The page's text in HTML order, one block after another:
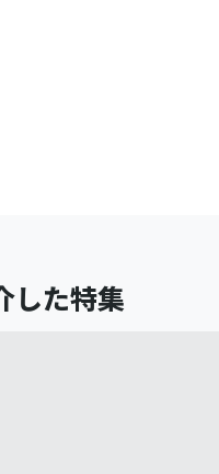
した特集